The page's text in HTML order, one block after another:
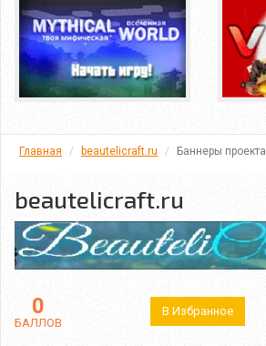
Главная beautelicraft.ru Баннеры проекта
beautelicraft.ru
0
БАЛЛОВ
В Избранное